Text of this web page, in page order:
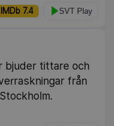
IMDb 7.4 SVT Play
bjuder tittare och
från